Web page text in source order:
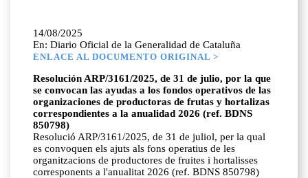
14/08/2025
En: Diario Oficial de la Generalidad de Cataluña
ENLACE AL DOCUMENTO ORIGINAL >
Resolución ARP/3161/2025, de 31 de julio, por la que
se convocan las ayudas a los fondos operativos de las
organizaciones de productoras de frutas y hortalizas
correspondientes a la anualidad 2026 (ref. BDNS
850798)
Resolució ARP/3161/2025, de 31 de juliol, per la qual
es convoquen els ajuts als fons operatius de les
organitzacions de productores de fruites i hortalisses
corresponents a l'anualitat 2026 (ref. BDNS 850798)